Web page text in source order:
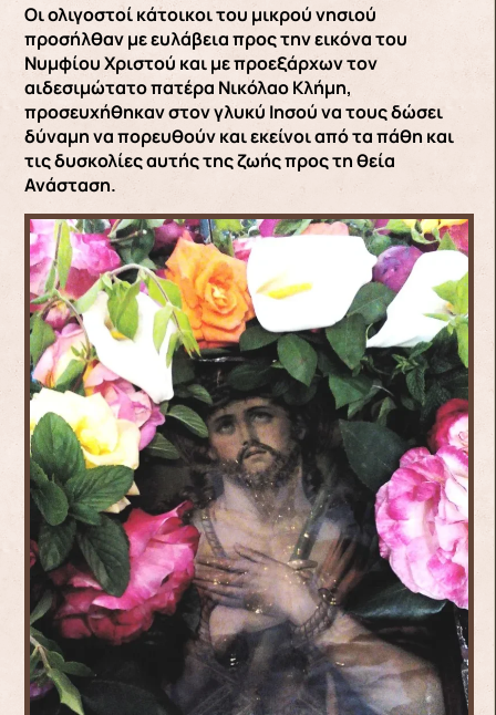
Οι ολιγοστοί κάτοικοι του μικρού νησιού
προσήλθαν με ευλάβεια προς την εικόνα του
Νυμφίου Χριστού και με προεξάρχων τον
αιδεσιμώτατο πατέρα Νικόλαο Κλήμη,
προσευχήθηκαν στον γλυκύ Ιησού να τους δώσει
δύναμη να πορευθούν και εκείνοι από τα πάθη και
τις δυσκολίες αυτής της ζωής προς τη θεία
Ανάσταση.